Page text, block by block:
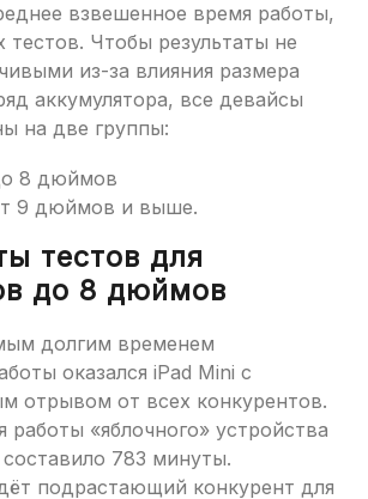
взвешенное время работы,
тестов. Чтобы результаты не
из-за влияния размера
аккумулятора, все девайсы
на две группы:
8 дюймов
9 дюймов и выше.
тестов для
до 8 дюймов
долгим временем
оказался iPad Mini с
отрывом от всех конкурентов.
работы «яблочного» устройства
составило 783 минуты.
подрастающий конкурент для